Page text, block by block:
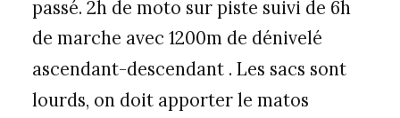
passé. 2h de moto sur piste suivi de 6h
de marche avec 1200m de dénivelé
ascendant-descendant . Les sacs sont
lourds, on doit apporter le matos